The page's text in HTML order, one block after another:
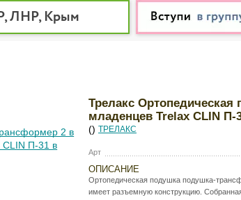
ЛНР, Крым
Трелакс
младенцев Trelax CLIN
() ТРЕЛАКС
Арт
ОПИСАНИЕ
Ортопедическая подушка подушка-
имеет разъемную конструкцию.